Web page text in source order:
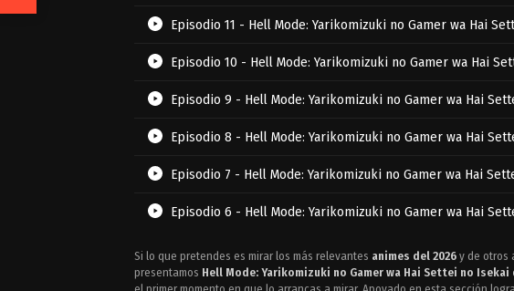
Episodio 11 - Hell Mode: Yarikomizuki no Gamer wa Hai
Episodio 10 - Hell Mode: Yarikomizuki no Gamer wa Hai
Episodio 9 - Hell Mode: Yarikomizuki no Gamer wa Hai
Episodio 8 - Hell Mode: Yarikomizuki no Gamer wa Hai
Episodio 7 - Hell Mode: Yarikomizuki no Gamer wa Hai
Episodio 6 - Hell Mode: Yarikomizuki no Gamer wa Hai
Episodio 5 - Hell Mode: Yarikomizuki no Gamer wa Hai
Episodio 4 - Hell Mode: Yarikomizuki no Gamer wa Hai
Si lo que pretendes es mirar los más relevantes animes del 2026 y de otros
presentamos Hell Mode: Yarikomizuki no Gamer wa Hai Settei no Isekai